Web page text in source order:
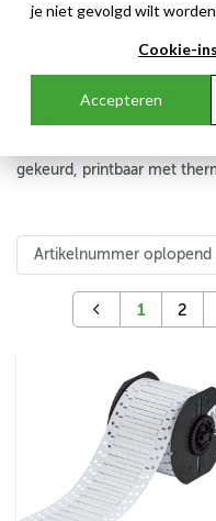
je niet gevolgd wilt
Cookie-
Accepteren
SLEEVES
Sleeves zijn
bedrukken om de draad of
duurzame identificatie.
gekeurd, printbaar met
1 2